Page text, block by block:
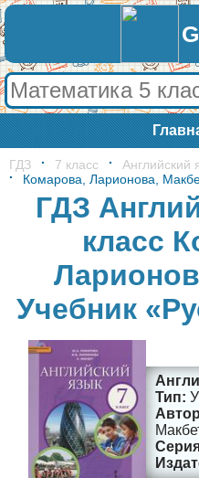
ГДЗ 7 класс
Английский
Комарова, Ларионова,
ГДЗ
класс
Учебник